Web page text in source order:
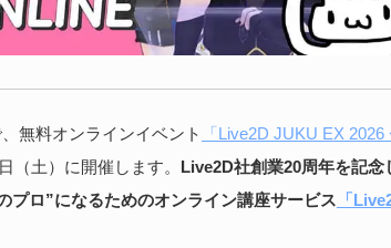
無料オンラインイベント
「Live2D JUKU EX 2026
（土）に開催します。 Live2D社創業20周年を記念
プロ”になるためのオンライン講座サービス 「